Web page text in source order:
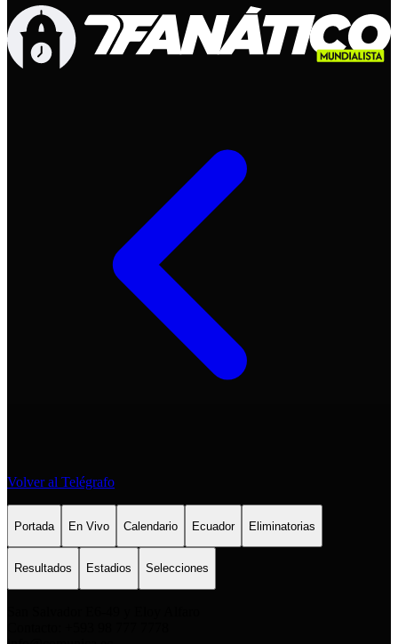
Volver al Telégrafo
Portada En Vivo Calendario Ecuador Eliminatorias
Resultados Estadios Selecciones